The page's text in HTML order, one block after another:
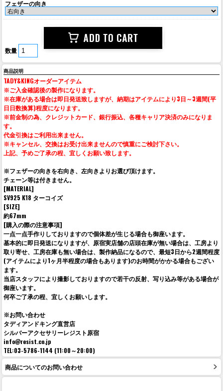
フェザーの向き
数量
商品説明
TADY&KINGオーダーアイテム
※ご入金確認後の製作になります。
※在庫がある場合は即日発送致しますが、納期はアイテムにより3日～3週間(平
日日数換算)程度になります。
※前金制の為、クレジットカード、銀行振込、各種キャリア決済のみになりま
す。
代金引換はご利用出来ません。
※キャンセル、交換はお受け出来ませんので慎重にご検討下さい。
上記、予めご了承の程、宜しくお願い致します。
※フェザーの向きを右向き、左向きよりお選び頂けます。
チェーン等は付きません。
[MATERIAL]
SV925 K18 ターコイズ
[SIZE]
約67mm
[購入の際の注意事項]
一点一点手作りしておりますので個体差が生じる場合も御座います。
基本的に即日発送になりますが、原宿実店舗の店頭在庫が無い場合は、工房より
取り寄せ、工房在庫も無い場合は、製作納品になるので、最短3日から2週間程度
(アイテムにより1ヶ月半程度の場合もあります)のお時間がかかる場合もござい
ます。
当店スタッフにより撮影しておりますので若干の反射、写り込み等がある場合が
御座います。
何卒ご了承の程、宜しくお願いします。
※お問い合わせ
タディアンドキング直営店
シルバーアクセサリーレジスト原宿
info@resist.co.jp
TEL:03-5786-1144 (11:00～20:00)
商品についてのお問い合わせ